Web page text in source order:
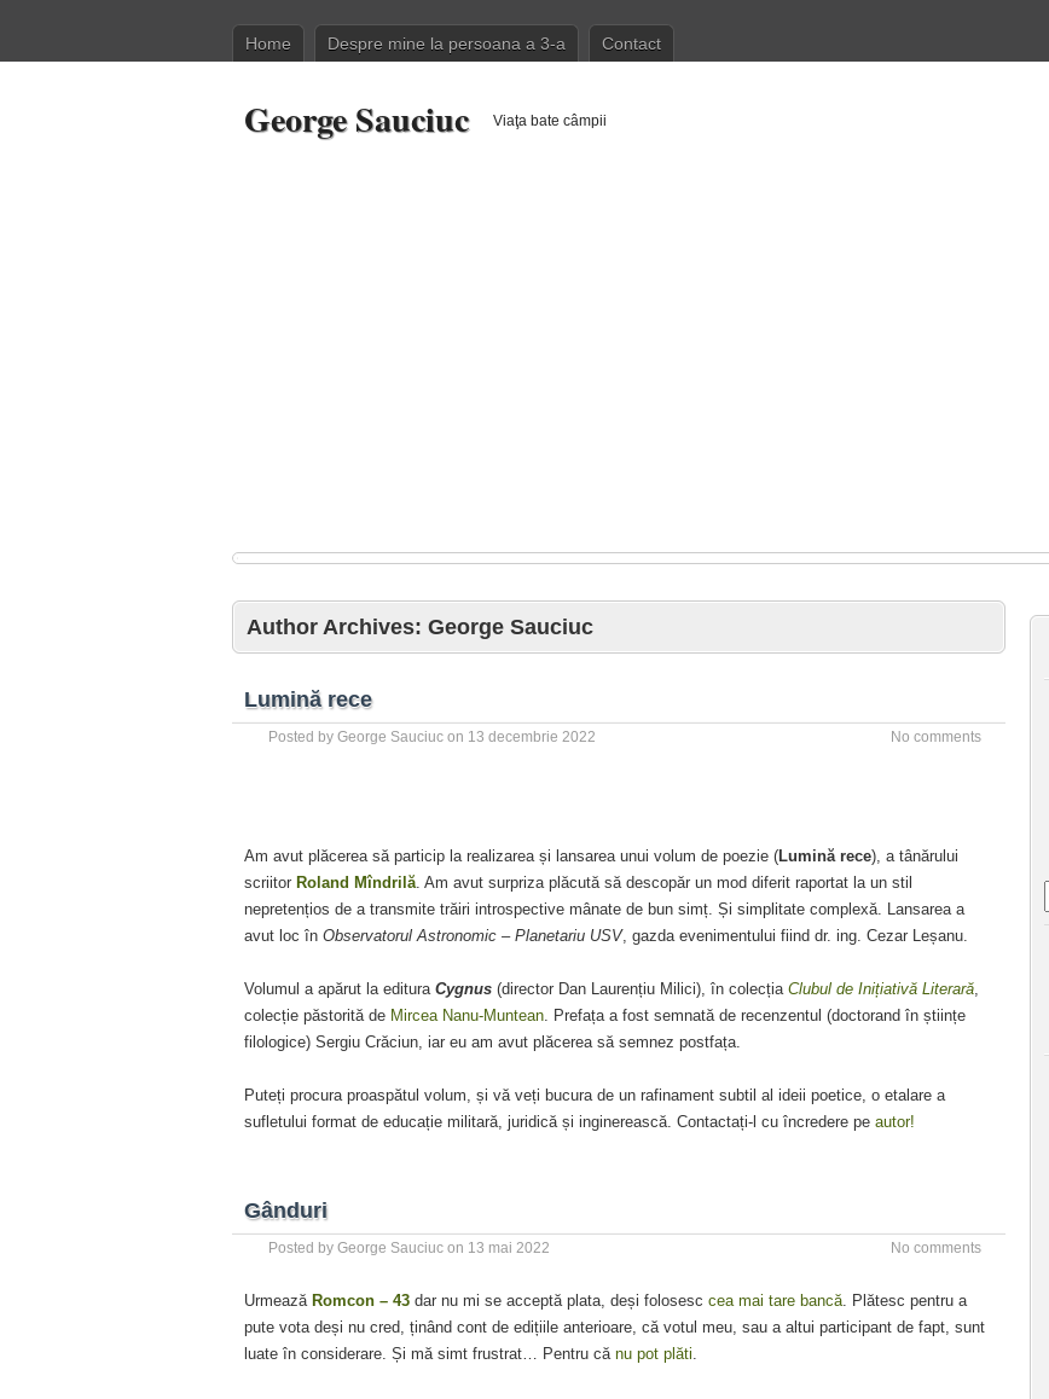
Home Despre mine la persoana a 3-a Contact
George Sauciuc Viaţa bate câmpii
Author Archives: George Sauciuc
Lumină rece
Posted by George Sauciuc on 13 decembrie 2022 No comments
Am avut plăcerea să particip la realizarea și lansarea unui volum de poezie (Lumină rece), a tânărului
scriitor Roland Mîndrilă. Am avut surpriza plăcută să descopăr un mod diferit raportat la un stil
nepretențios de a transmite trăiri introspective mânate de bun simț. Și simplitate complexă. Lansarea a
avut loc în Observatorul Astronomic – Planetariu USV, gazda evenimentului fiind dr. ing. Cezar Leșanu.
Volumul a apărut la editura Cygnus (director Dan Laurențiu Milici), în colecția Clubul de Inițiativă Literară,
colecție păstorită de Mircea Nanu-Muntean. Prefața a fost semnată de recenzentul (doctorand în științe
filologice) Sergiu Crăciun, iar eu am avut plăcerea să semnez postfața.
Puteți procura proaspătul volum, și vă veți bucura de un rafinament subtil al ideii poetice, o etalare a
sufletului format de educație militară, juridică și inginerească. Contactați-l cu încredere pe autor!
Gânduri
Posted by George Sauciuc on 13 mai 2022 No comments
Urmează Romcon – 43 dar nu mi se acceptă plata, deși folosesc cea mai tare bancă. Plătesc pentru a
pute vota deși nu cred, ținând cont de edițiile anterioare, că votul meu, sau a altui participant de fapt, sunt
luate în considerare. Și mă simt frustrat… Pentru că nu pot plăti.